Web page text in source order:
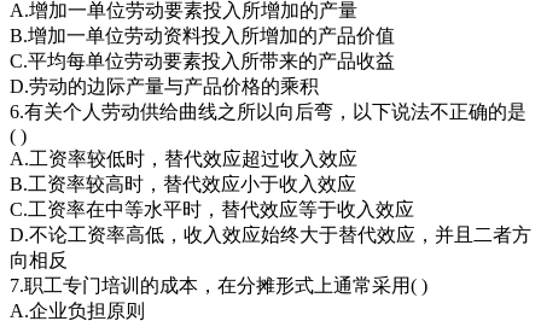
A.增加一单位劳动要素投入所增加的产量
B.增加一单位劳动资料投入所增加的产品价值
C.平均每单位劳动要素投入所带来的产品收益
D.劳动的边际产量与产品价格的乘积
6.有关个人劳动供给曲线之所以向后弯，以下说法不正确的是
( )
A.工资率较低时，替代效应超过收入效应
B.工资率较高时，替代效应小于收入效应
C.工资率在中等水平时，替代效应等于收入效应
D.不论工资率高低，收入效应始终大于替代效应，并且二者方
向相反
7.职工专门培训的成本，在分摊形式上通常采用( )
A.企业负担原则